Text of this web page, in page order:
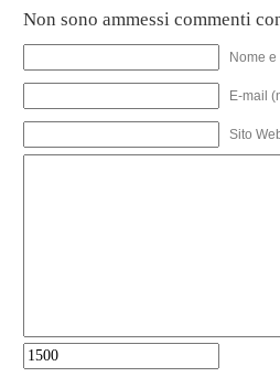
Non sono ammessi commenti
Nome
E-mail
Sito